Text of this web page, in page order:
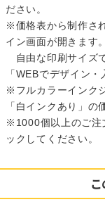
ださい。
※価格表から制作さ
イン画面が開きます。
自由な印刷サイズ
「WEBでデザイン
※フルカラーインク
「白インクあり」の
※1000個以上のご注
ックしてください。